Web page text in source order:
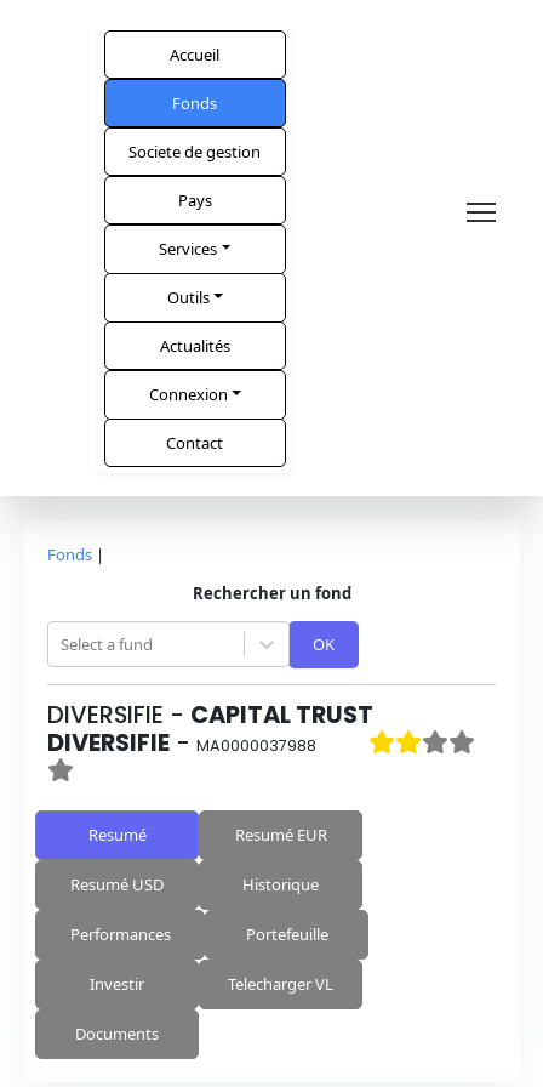
Accueil
Fonds
Societe de gestion
Pays
Services
Outils
Actualités
Connexion
Contact
Fonds |
Rechercher un fond
Select a fund OK
DIVERSIFIE - CAPITAL TRUST
DIVERSIFIE - MA0000037988
Resumé Resumé EUR
Resumé USD Historique
Performances Portefeuille
Investir Telecharger VL
Documents